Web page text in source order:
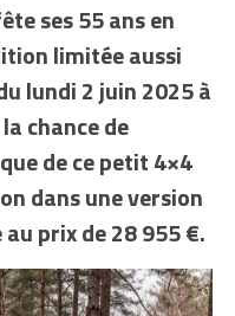
ses 55 ans en
limitée aussi
lundi 2 juin 2025 à
chance de
de ce petit 4×4
dans une version
prix de 28 955 €.